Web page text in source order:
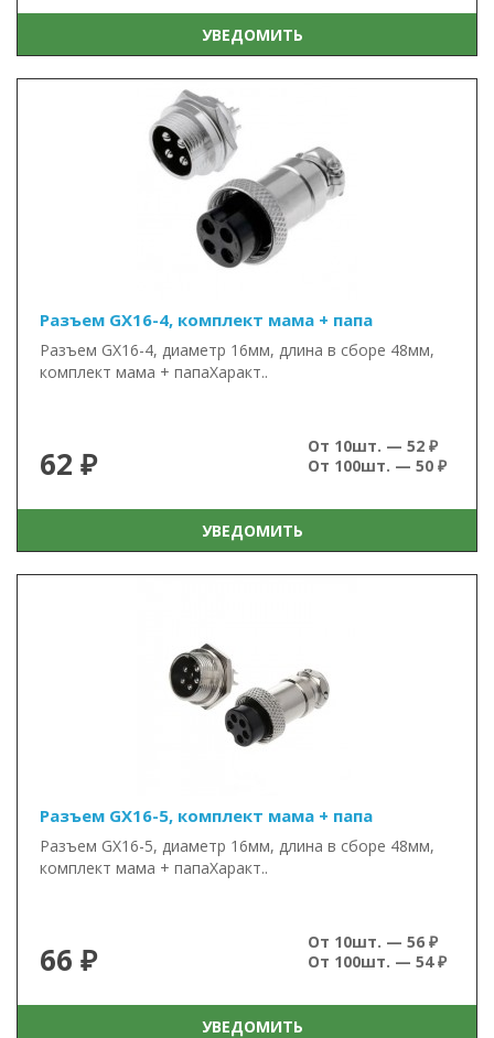
УВЕДОМИТЬ
Разъем GX16-4, комплект мама + папа
Разъем GX16-4, диаметр 16мм, длина в сборе 48мм,
комплект мама + папаХаракт..
62 ₽
От 10шт. — 52 ₽
От 100шт. — 50 ₽
УВЕДОМИТЬ
Разъем GX16-5, комплект мама + папа
Разъем GX16-5, диаметр 16мм, длина в сборе 48мм,
комплект мама + папаХаракт..
66 ₽
От 10шт. — 56 ₽
От 100шт. — 54 ₽
УВЕДОМИТЬ